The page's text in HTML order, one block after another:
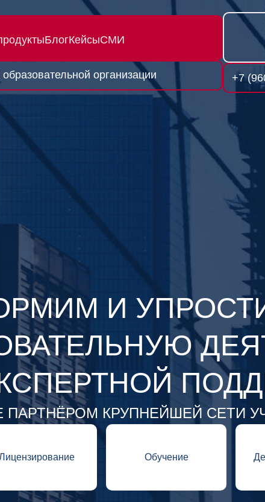
БлогКейсыСМИ
организации +7
И
ПАРТНЁРОМ КРУПНЕЙШЕЙ СЕТИ
Обучение